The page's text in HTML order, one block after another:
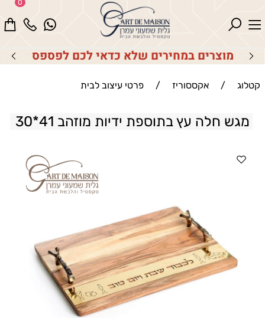
מוצרים במחירים שלא כדאי לכם לפספס
0
קטלוג / אקססוריז / פרטי עיצוב לבית
מגש חלה עץ בתוספת ידיות מוזהב 41*30